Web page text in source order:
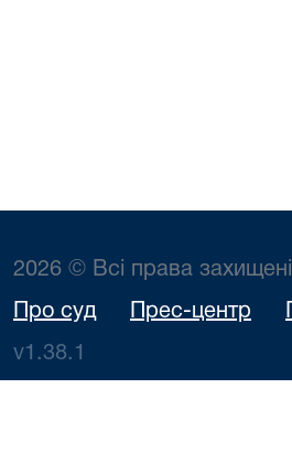
2026 © Всі права захищені
Про суд Прес-центр
v1.38.1